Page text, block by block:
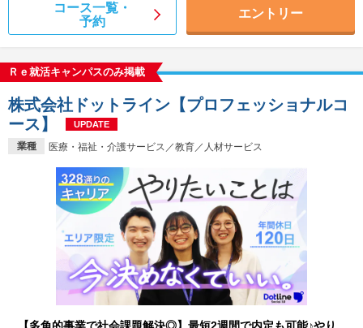
コース一覧・
予約
エントリー
Ｒｅ就活キャンパスのみ掲載
業種 医療・福祉・介護サービス／教育／人材サービス
株式会社ドットライン【プロフェッショナルコ
ース】
UPDATE